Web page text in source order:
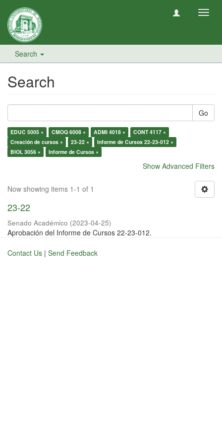
Search
Search
Go
EDUC 5005 × CMOQ 6008 × ADMI 4018 ×
CONT 4117 ×
Creación de cursos ×
23-22 ×
Informe de Cursos 22-23-012 ×
BIOL 3056 ×
Informe de Cursos ×
Show Advanced Filters
Now showing items 1-1 of 1
23-22
Senado Académico (2023-04-25)
Aprobación del Informe de Cursos 22-23-012.
Contact Us | Send Feedback